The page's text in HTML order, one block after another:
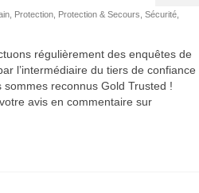
, Protection, Protection & Secours Sécurité,
régulièrement des enquêtes de
l’intermédiaire du tiers de confiance
reconnus Gold Trusted !
avis en commentaire sur